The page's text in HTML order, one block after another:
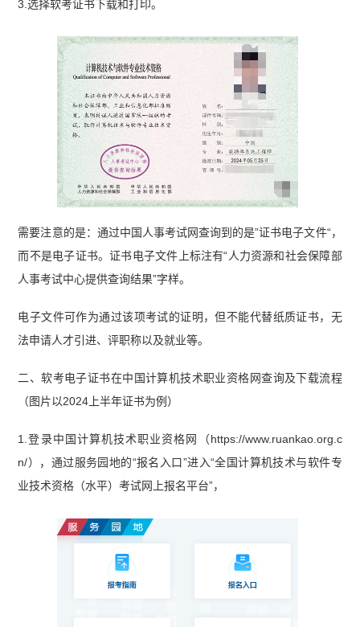
3.选择软考证书下载和打印。
需要注意的是：通过中国人事考试网查询到的是”证书电子文件“，
而不是电子证书。证书电子文件上标注有“人力资源和社会保障部
人事考试中心提供查询结果”字样。
电子文件可作为通过该项考试的证明，但不能代替纸质证书，无
法申请人才引进、评职称以及就业等。
二、软考电子证书在中国计算机技术职业资格网查询及下载流程
（图片以2024上半年证书为例）
1.登录中国计算机技术职业资格网（https://www.ruankao.org.c
n/），通过服务园地的“报名入口”进入“全国计算机技术与软件专
业技术资格（水平）考试网上报名平台”，